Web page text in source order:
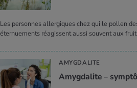
Les personnes allergiques chez qui le pollen
éternuements réagissent aussi souvent aux
AMYGDALITE
Amyg­da­lite –